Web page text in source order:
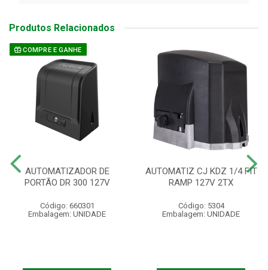
Produtos Relacionados
COMPRE E GANHE
AUTOMATIZADOR DE
PORTÃO DR 300 127V
Código: 660301
Embalagem: UNIDADE
AUTOMATIZ CJ KDZ 1/4 FIT
RAMP 127V 2TX
Código: 5304
Embalagem: UNIDADE